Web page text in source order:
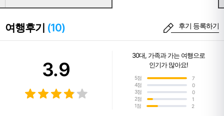
여행후기 (10) 후기 등록하기
3.9
30대, 가족과 가는 여행으로
인기가 많아요!
5점
7
4점
0
3점
0
2점
1
1점
2